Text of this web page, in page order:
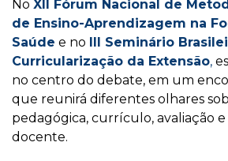
No XII Fórum Nacional de
de Ensino-Aprendizagem na
Saúde e no III Seminário
Curricularização da Extensão,
no centro do debate, em um
que reunirá diferentes olhares
pedagógica, currículo, avaliação
docente.